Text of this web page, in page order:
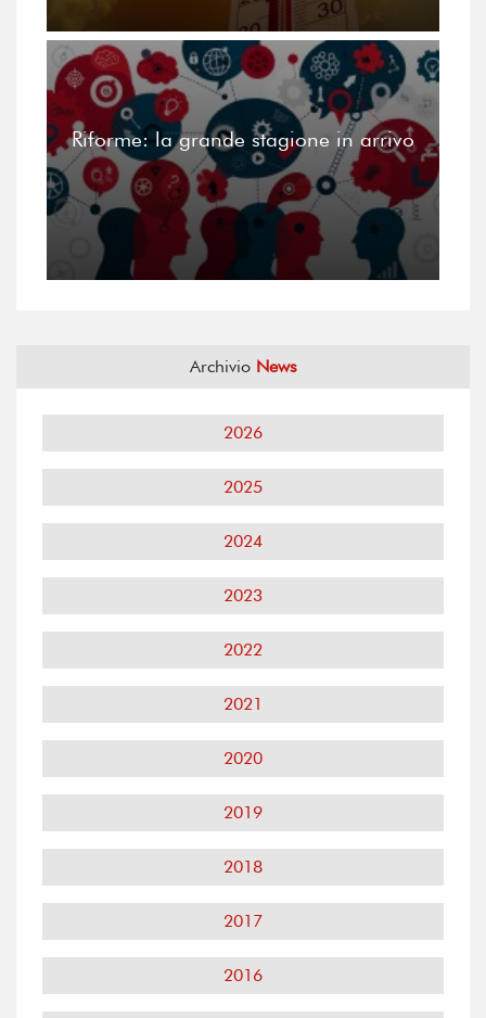
Riforme: la grande stagione in arrivo
Archivio News
2026
2025
2024
2023
2022
2021
2020
2019
2018
2017
2016